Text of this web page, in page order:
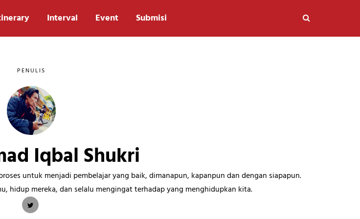
Interval Event Submisi
PENULIS
Iqbal Shukri
untuk menjadi pembelajar yang baik, dimanapun, kapanpun dan dengan siapapun.
hidup mereka, dan selalu mengingat terhadap yang menghidupkan kita.